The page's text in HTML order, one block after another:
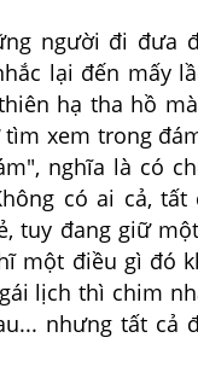
người đi đưa
lại đến mấy
hạ tha hồ
xem trong
nghĩa là có
có ai cả,
tuy đang giữ
một điều gì đó
lịch thì chim
nhưng tất cả